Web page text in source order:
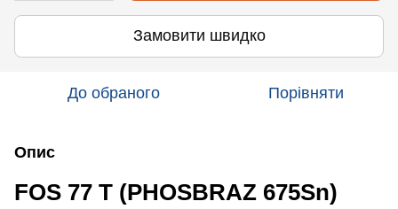
Замовити швидко
До обраного Порівняти
Опис
FOS 77 T (PHOSBRAZ 675Sn)